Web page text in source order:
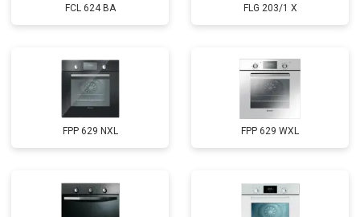
FCL 624 BA FLG 203/1 X
FPP 629 NXL FPP 629 WXL